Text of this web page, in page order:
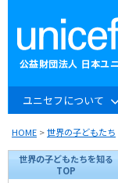
ユニセフについて
HOME >世界の子どもたち
世界の子どもたちを知る
TOP